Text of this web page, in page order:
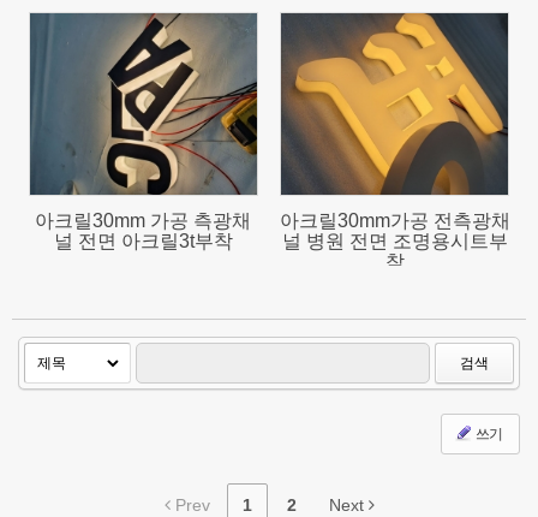
1274
아크릴30mm 가공 측광채
널 전면 아크릴3t부착
아크릴30mm가공 전측광채
널 병원 전면 조명용시트부
착
검색
쓰기
Prev 1 2 Next